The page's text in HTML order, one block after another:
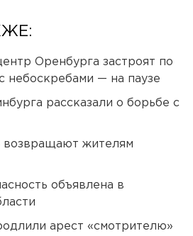
Оренбурга застроят по
небоскребами — на паузе
рассказали о борьбе с
жителям
объявлена в
арест «смотрителю»